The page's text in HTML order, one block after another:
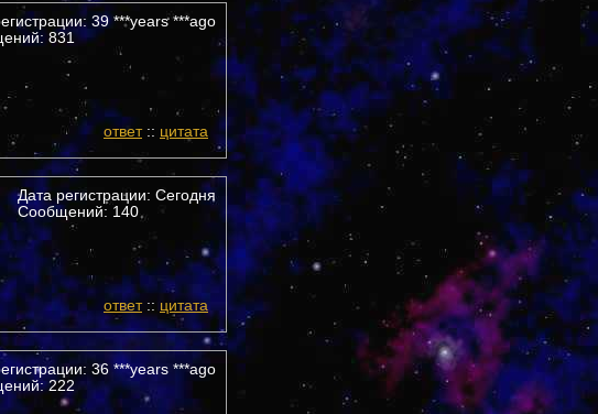
39 ***years ***ago
831
ответ:: цитата
Дата регистрации: Сегодня
Сообщений: 140
ответ:: цитата
36 ***years ***ago
222